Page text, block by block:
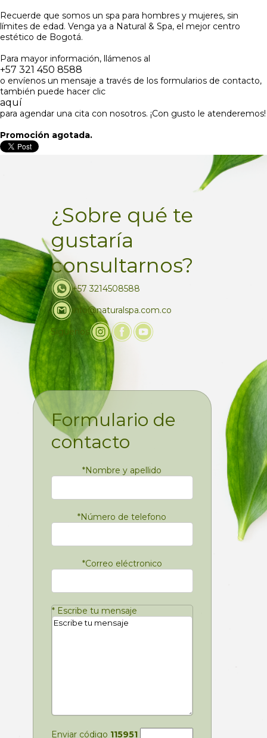
Recuerde que somos un spa para hombres y mujeres, sin
límites de edad. Venga ya a Natural & Spa, el mejor centro
estético de Bogotá.
Para mayor información, llámenos al
+57 321 450 8588
o envíenos un mensaje a través de los formularios de contacto,
también puede hacer clic
aquí
para agendar una cita con nosotros. ¡Con gusto le atenderemos!
Promoción agotada.
¿Sobre qué te
gustaría
consultarnos?
+57 3214508588
info@naturalspa.com.co
Siguenos
Formulario de
contacto
*Nombre y apellido
*Número de telefono
*Correo eléctronico
* Escribe tu mensaje
Enviar código 115951